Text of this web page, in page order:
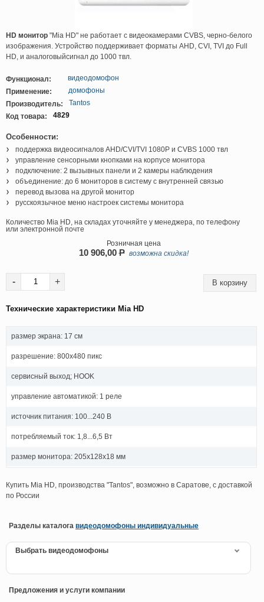
HD монитор "Mia HD" не работает с видеокамерами CVBS, черно-белого
изображения. Устройство поддерживает форматы AHD, CVI, TVI до Full
HD, и аналоговыйсигнал до 1000 твл.
Функционал:
видеодомофон
Применение:
домофоны
Производитель:
Tantos
Код товара:
4829
Особенности:
поддержка видеосигналов AHD/CVI/TVI 1080P и CVBS 1000 твл
управление сенсорными кнопками на корпусе монитора
подключение: 2 вызывных панели и 2 камеры наблюдения
объединение: до 6 мониторов в систему с внутренней связью
перевод вызова на другой монитор
русскоязычное меню настроек системы монитора
Количество Mia HD, на складах уточняйте у менеджера, по телефону
или электронной почте
Розничная цена
10 906,00P возможна скидка!
- +
Технические характеристики Mia HD
размер экрана: 17 см
разрешение: 800х480 пикс
сервисный выход; HOOK
управление автоматикой: 1 реле
источник питания: 100...240 В
потребляемый ток: 1,8...6,5 Вт
размер монитора: 205х128х18 мм
Купить Mia HD, производства "Tantos", возможно в Саратове, с доставкой
по России
Разделы каталога видеодомофоны индивидуальные
Выбрать видеодомофоны
Предложения и услуги компании